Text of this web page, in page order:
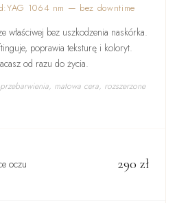
1064 nm — bez downtime
właściwej bez uszkodzenia naskórka.
poprawia teksturę i koloryt.
od razu do życia.
matowa cera, rozszerzone
oczu 290 zł